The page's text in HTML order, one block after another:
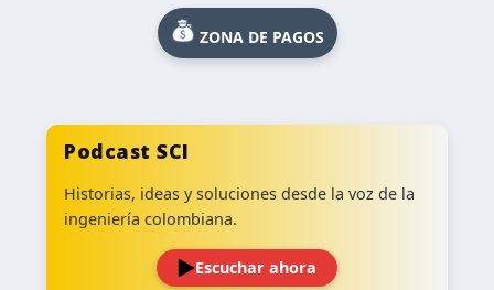
ZONA DE PAGOS
Podcast SCI
Historias, ideas y soluciones desde la voz de la
ingeniería colombiana.
Escuchar ahora